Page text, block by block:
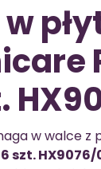
w walce z
szt. HX9076/